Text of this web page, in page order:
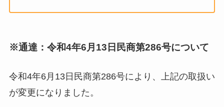
※通達：令和4年6月13日民商第286号について
令和4年6月13日民商第286号により、上記の取扱い
が変更になりました。